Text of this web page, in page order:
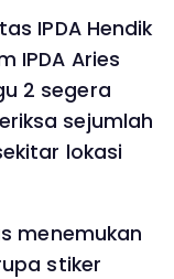
IPDA Hendik
IPDA Aries
2 segera
sejumlah
lokasi
menemukan
stiker